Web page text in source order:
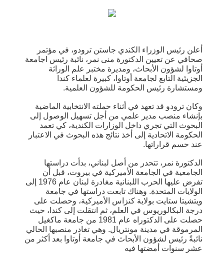
أعلن رئيس الوزراء الكندي جاستن ترودو، في مؤتمر
صحافي عن تعيين الدكتورة منى نمر، نائبة رئيس اجامعة
أوتاوا لشؤون الأبحاث، ومديرة مختبر علم الوراثة
الجزيئية التابع لجامعة أوتاوا، كبيرة لعلماء كندا
ومستشارة رئيس الحكومة للشؤون العلمية.
وكان ترودو قد تعهد في أثناء حملته الانتخابية الماضية
بإنشاء منصب مدير علمي من أجل تسهيل الوصول إلى
البحوث التي تجري داخل الوزارات الكندية، كي تعمد
الحكومة الاتحادية إلى أخذ نتائج هذه البحوث في الاعتبار
عند حسم قراراتها.
الدكتورة نمر، تتحدر من أصل لبناني، بدأت دراستها
الجامعية في الجامعة الأميركية في بيروت، قبل أن
تفرض عليها الحرب اللبنانية مغادرة لبنان عام 1976 إلى
الولايات المتحدة. وهناك تابعت دراستها في جامعة
ويتشيتا ستايت بولاية كنزاس الأميركية، وحصلت على
درجة البكالوريوس في العلم، ثم انتقلت إلى كندا، حيث
حصلت على الدكتوراه عام 1981 من جامعة ماكغيل
المرموقة في مدينة مونتريال. وهي تغادر منصبها الحالي
نائبةً رئيس لشؤون الأبحاث في جامعة أوتاوا بعد أكثر من
عشر سنوات أمضتها فيه